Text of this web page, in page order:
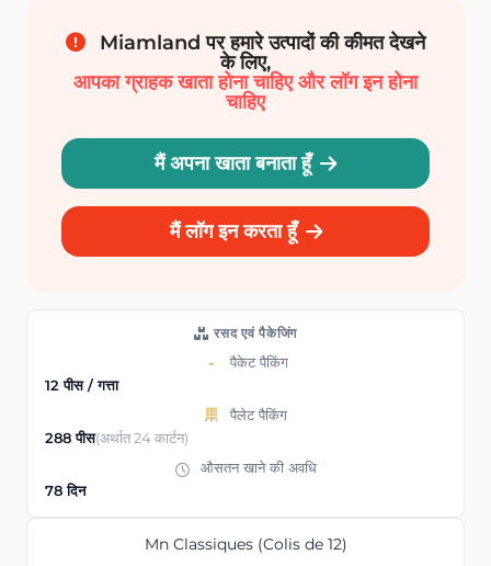
Miamland पर हमारे उत्पादों की कीमत देखने
के लिए,
आपका ग्राहक खाता होना चाहिए और लॉग इन होना
चाहिए
मैं अपना खाता बनाता हूँ
मैं लॉग इन करता हूँ
रसद एवं पैकेजिंग
पैकेट पैकिंग
12 पीस / गत्ता
पैलेट पैकिंग
288 पीस(अर्थात 24 कार्टन)
औसतन खाने की अवधि
78 दिन
Mn Classiques (Colis de 12)